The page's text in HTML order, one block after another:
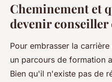
Cheminement et
devenir
Pour embrasser la carrière
un parcours de formation
Bien qu'il n'existe pas de